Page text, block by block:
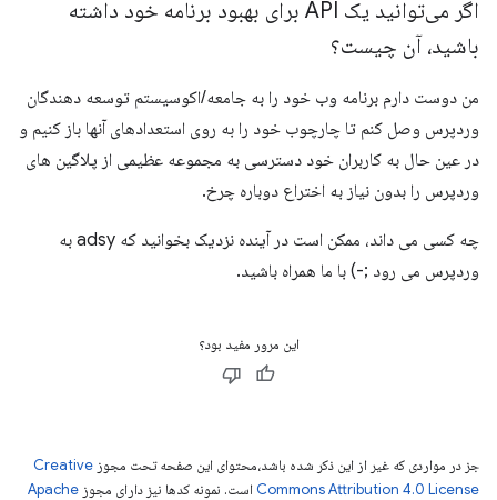
اگر می‌توانید یک API برای بهبود برنامه خود داشته
باشید، آن چیست؟
من دوست دارم برنامه وب خود را به جامعه/اکوسیستم توسعه دهندگان
وردپرس وصل کنم تا چارچوب خود را به روی استعدادهای آنها باز کنیم و
در عین حال به کاربران خود دسترسی به مجموعه عظیمی از پلاگین های
وردپرس را بدون نیاز به اختراع دوباره چرخ.
چه کسی می داند، ممکن است در آینده نزدیک بخوانید که adsy به
وردپرس می رود ;-) با ما همراه باشید.
این مرور مفید بود؟
جز در مواردی که غیر از این ذکر شده باشد،‌محتوای این صفحه تحت مجوز Creative
Commons Attribution 4.0 License است. نمونه کدها نیز دارای مجوز Apache